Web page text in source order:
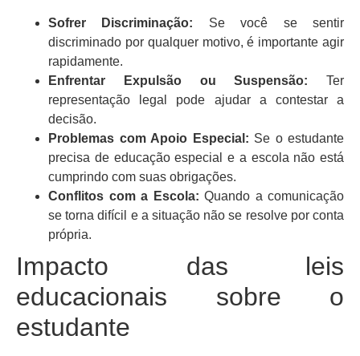
Sofrer Discriminação: Se você se sentir
discriminado por qualquer motivo, é importante agir
rapidamente.
Enfrentar Expulsão ou Suspensão: Ter
representação legal pode ajudar a contestar a
decisão.
Problemas com Apoio Especial: Se o estudante
precisa de educação especial e a escola não está
cumprindo com suas obrigações.
Conflitos com a Escola: Quando a comunicação
se torna difícil e a situação não se resolve por conta
própria.
Impacto das leis
educacionais sobre o
estudante